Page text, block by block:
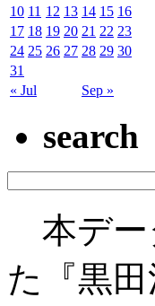
« Jul Sep »
10 11 12 13 14 15 16
17 18 19 20 21 22 23
24 25 26 27 28 29 30
31
search
本デー
た『黒